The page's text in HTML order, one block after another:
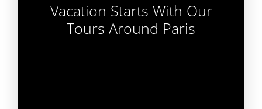
Vacation Starts With Our
Tours Around Paris